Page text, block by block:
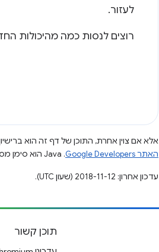
לעזור.
רוצים לנסות כמה מהיכולות
אלא אם צוין אחרת, התוכן של דף זה הוא
האתר Google Developers‏
.‏ Java הוא סימן מסחרי רשום של חברת Oracle ו/או של השותפים העצמאיים שלה.
עדכון אחרון: 2018-11-12 (שעון UTC).
תוכן קשור